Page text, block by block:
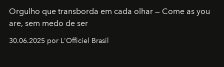
Orgulho que transborda em cada olhar — Come as you
are, sem medo de ser
30.06.2025 por L'Officiel Brasil